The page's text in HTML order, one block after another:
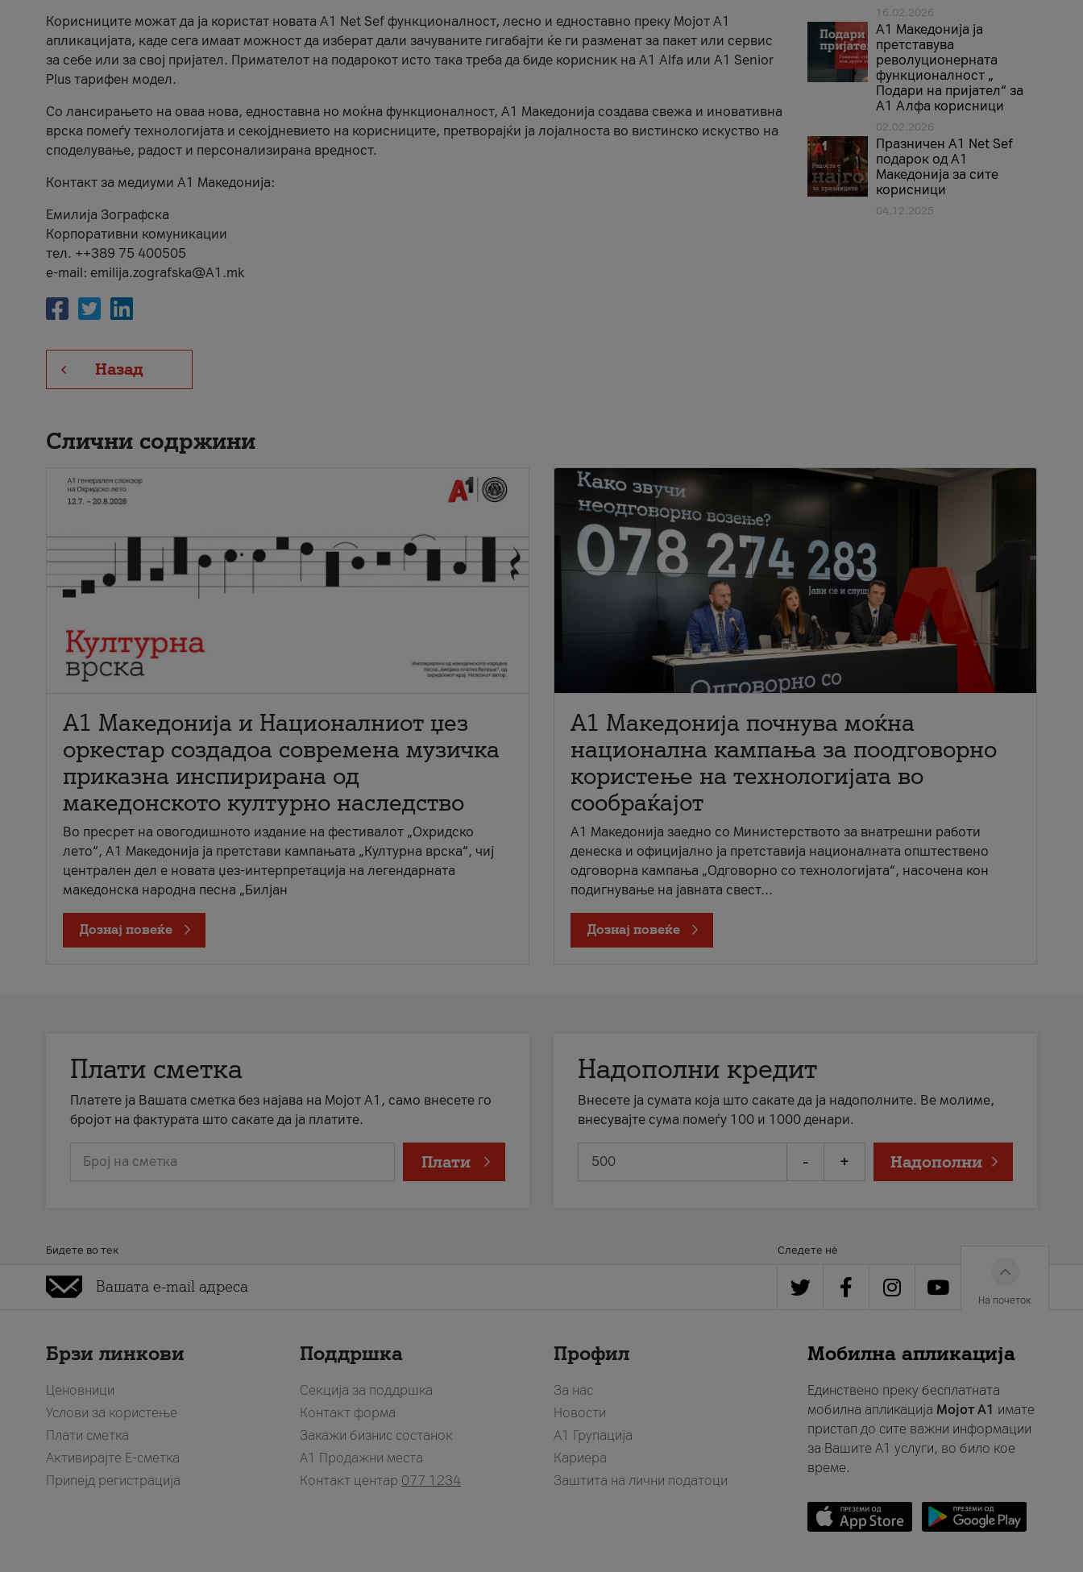
Корисниците можат да ја користат новата А1 Net Sef функционалност, лесно и едноставно преку Мојот А1
апликацијата, каде сега имаат можност да изберат дали зачуваните гигабајти ќе ги разменат за пакет или сервис
за себе или за свој пријател. Примателот на подарокот исто така треба да биде корисник на А1 Alfa или A1 Senior
Plus тарифен модел.
Со лансирањето на оваа нова, едноставна но моќна функционалност, А1 Македонија создава свежа и иновативна
врска помеѓу технологијата и секојдневието на корисниците, претворајќи ја лојалноста во вистинско искуство на
споделување, радост и персонализирана вредност.
Контакт за медиуми А1 Македонија:
Емилија Зографска
Корпоративни комуникации
тел. ++389 75 400505
e-mail: emilija.zografska@A1.mk
Назад
16.02.2026
А1 Македонија ја
претставува
револуционерната
функционалност „
Подари на пријател“ за
А1 Алфа корисници
02.02.2026
Празничен A1 Net Sеf
подарок од А1
Македонија за сите
корисници
04.12.2025
Слични содржини
А1 Македонија и Националниот џез
оркестар создадоа современа музичка
приказна инспирирана од
македонското културно наследство
Во пресрет на овогодишното издание на фестивалот „Охридско
лето“, А1 Македонија ја претстави кампањата „Културна врска“, чиј
централен дел е новата џез-интерпретација на легендарната
македонска народна песна „Билјан
Дознај повеќе
A1 Македонија почнува моќна
национална кампања за поодговорно
користење на технологијата во
сообраќајот
A1 Македонија заедно со Министерството за внатрешни работи
денеска и официјално ја претставија националната општествено
одговорна кампања „Одговорно со технологијата“, насочена кон
подигнување на јавната свест...
Дознај повеќе
Плати сметка
Платете ја Вашата сметка без најава на Мојот А1, само внесете го
бројот на фактурата што сакате да ја платите.
Број на сметка Плати
Надополни кредит
Внесете ја сумата која што сакате да ја надополните. Ве молиме,
внесувајте сума помеѓу 100 и 1000 денари.
- + Надополни
Бидете во тек Следете нè
На почеток
Брзи линкови
Ценовници
Услови за користење
Плати сметка
Активирајте Е-сметка
Припејд регистрација
Поддршка
Секција за поддршка
Контакт форма
Закажи бизнис состанок
A1 Продажни места
Контакт центар 077 1234
Профил
За нас
Новости
А1 Групација
Кариера
Заштита на лични податоци
Мобилна апликација
Единствено преку бесплатната
мобилна апликација Мојот A1 имате
пристап до сите важни информации
за Вашите A1 услуги, во било кое
време.